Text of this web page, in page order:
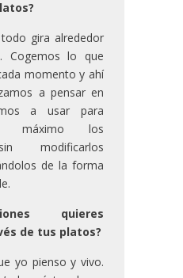
gira alrededor
Cogemos lo que
momento y ahí
a pensar en
a usar para
máximo los
modificarlos
de la forma
quieres
de tus platos?
yo pienso y vivo.